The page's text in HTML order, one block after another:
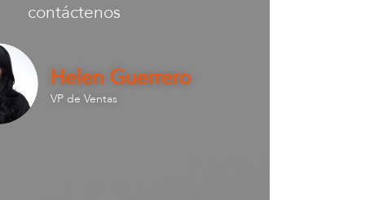
contáctenos
Helen Guerrero
VP de Ventas